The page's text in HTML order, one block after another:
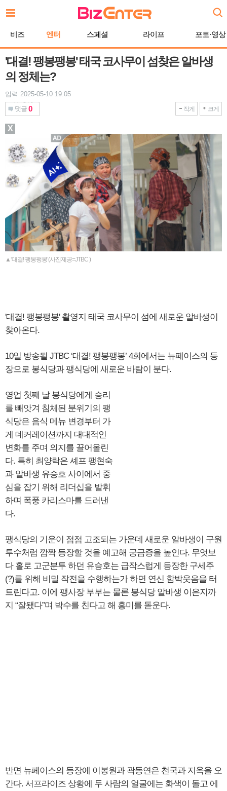
문
비즈 엔터 스페셜 라이프 포토·영상
'대결! 팽봉팽봉' 태국 코사무이 섬찾은 알바생
의 정체는?
입력 2025-05-10 19:05
댓글 0 작게 크게
▲‘대결! 팽봉팽봉’(사진제공=JTBC )
'대결! 팽봉팽봉' 촬영지 태국 코사무이 섬에 새로운 알바생이
찾아온다.
10일 방송될 JTBC ‘대결! 팽봉팽봉’ 4회에서는 뉴페이스의 등
장으로 봉식당과 팽식당에 새로운 바람이 분다.
영업 첫째 날 봉식당에게 승리
를 빼앗겨 침체된 분위기의 팽
식당은 음식 메뉴 변경부터 가
게 데커레이션까지 대대적인
변화를 주며 의지를 끌어올린
다. 특히 최양락은 셰프 팽현숙
과 알바생 유승호 사이에서 중
심을 잡기 위해 리더십을 발휘
하며 폭풍 카리스마를 드러낸
다.
팽식당의 기운이 점점 고조되는 가운데 새로운 알바생이 구원
투수처럼 깜짝 등장할 것을 예고해 궁금증을 높인다. 무엇보
다 홀로 고군분투 하던 유승호는 급작스럽게 등장한 구세주
(?)를 위해 비밀 작전을 수행하는가 하면 연신 함박웃음을 터
트린다고. 이에 팽사장 부부는 물론 봉식당 알바생 이은지까
지 “잘됐다”며 박수를 친다고 해 흥미를 돋운다.
반면 뉴페이스의 등장에 이봉원과 곽동연은 천국과 지옥을 오
간다. 서프라이즈 상황에 두 사람의 얼굴에는 화색이 돌고 에
X